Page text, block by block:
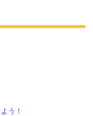
う！